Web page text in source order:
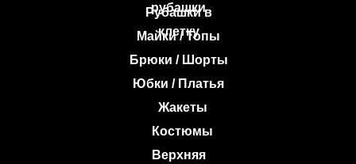
рубашки
Жакеты
Юбки / Платья
Верхняя
Костюмы
Брюки / Шорты
Рубашки в
клетку
Майки / Топы